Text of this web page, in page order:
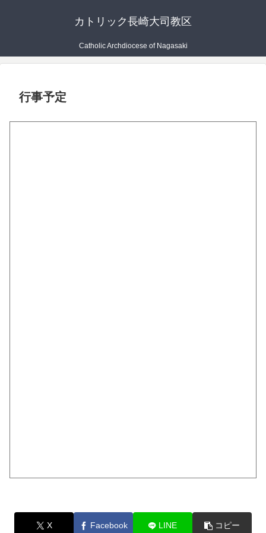
カトリック長崎大司教区
Catholic Archdiocese of Nagasaki
行事予定
X Facebook LINE コピー